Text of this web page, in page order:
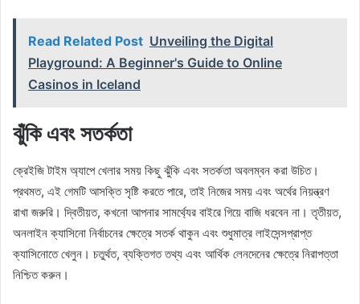
Read Related Post Unveiling the Digital
Playground: A Beginner's Guide to Online
Casinos in Iceland
ঝুঁকি এবং সতর্কতা
ক্রেইজি টাইম অ্যাপে খেলার সময় কিছু ঝুঁকি এবং সতর্কতা অবলম্বন করা উচিত।
প্রথমত, এই গেমটি আসক্তি সৃষ্টি করতে পারে, তাই নিজের সময় এবং অর্থের নিয়ন্ত্রণ
রাখা জরুরি। দ্বিতীয়ত, কখনো আপনার সামর্থ্যের বাইরে গিয়ে বাজি ধরবেন না। তৃতীয়ত,
অনলাইন ক্যাসিনো নির্বাচনের ক্ষেত্রে সতর্ক থাকুন এবং শুধুমাত্র লাইসেন্সপ্রাপ্ত
ক্যাসিনোতে খেলুন। চতুর্থত, ব্যক্তিগত তথ্য এবং আর্থিক লেনদেনের ক্ষেত্রে নিরাপত্তা
নিশ্চিত করুন।